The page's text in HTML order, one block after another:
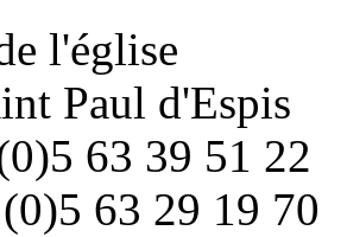
l'église
Paul d'Espis
63 39 51 22
63 29 19 70